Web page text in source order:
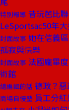
特別報導 昔玩芭比
LeSportsac50年
封面故事 她在信義
孤寂與快樂
封面故事 法國龐畢
術館
總編輯的話 德政？惡
商場自慢塾 員工分